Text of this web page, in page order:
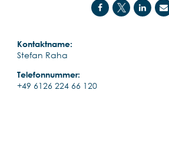
Kontaktname:
Stefan Raha
Telefonnummer:
+49 6126 224 66 120